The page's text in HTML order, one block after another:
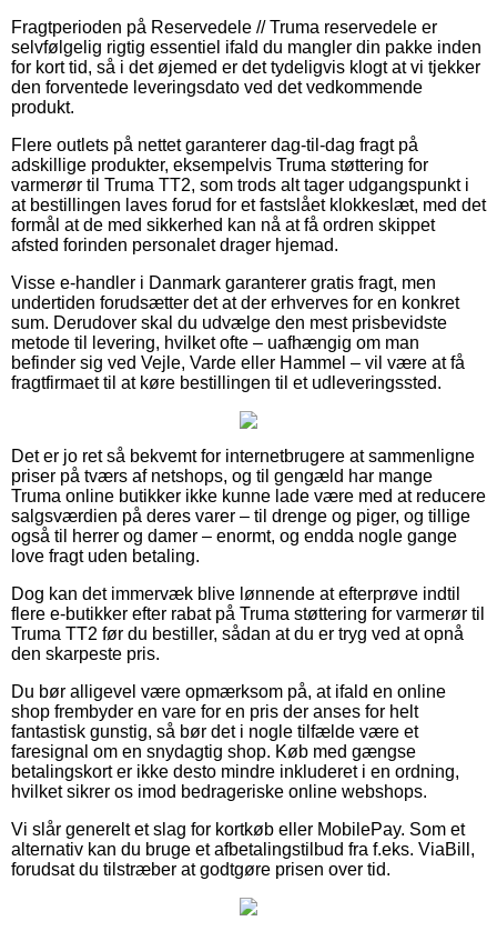
Fragtperioden på Reservedele // Truma reservedele er
selvfølgelig rigtig essentiel ifald du mangler din pakke inden
for kort tid, så i det øjemed er det tydeligvis klogt at vi tjekker
den forventede leveringsdato ved det vedkommende
produkt.
Flere outlets på nettet garanterer dag-til-dag fragt på
adskillige produkter, eksempelvis Truma støttering for
varmerør til Truma TT2, som trods alt tager udgangspunkt i
at bestillingen laves forud for et fastslået klokkeslæt, med det
formål at de med sikkerhed kan nå at få ordren skippet
afsted forinden personalet drager hjemad.
Visse e-handler i Danmark garanterer gratis fragt, men
undertiden forudsætter det at der erhverves for en konkret
sum. Derudover skal du udvælge den mest prisbevidste
metode til levering, hvilket ofte – uafhængig om man
befinder sig ved Vejle, Varde eller Hammel – vil være at få
fragtfirmaet til at køre bestillingen til et udleveringssted.
Det er jo ret så bekvemt for internetbrugere at sammenligne
priser på tværs af netshops, og til gengæld har mange
Truma online butikker ikke kunne lade være med at reducere
salgsværdien på deres varer – til drenge og piger, og tillige
også til herrer og damer – enormt, og endda nogle gange
love fragt uden betaling.
Dog kan det immervæk blive lønnende at efterprøve indtil
flere e-butikker efter rabat på Truma støttering for varmerør til
Truma TT2 før du bestiller, sådan at du er tryg ved at opnå
den skarpeste pris.
Du bør alligevel være opmærksom på, at ifald en online
shop frembyder en vare for en pris der anses for helt
fantastisk gunstig, så bør det i nogle tilfælde være et
faresignal om en snydagtig shop. Køb med gængse
betalingskort er ikke desto mindre inkluderet i en ordning,
hvilket sikrer os imod bedrageriske online webshops.
Vi slår generelt et slag for kortkøb eller MobilePay. Som et
alternativ kan du bruge et afbetalingstilbud fra f.eks. ViaBill,
forudsat du tilstræber at godtgøre prisen over tid.